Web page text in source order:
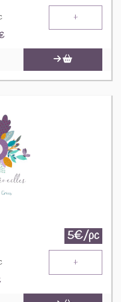
+
5€/pc
+